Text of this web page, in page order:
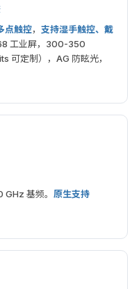
点触控， 支持湿手触控、戴
工业屏，300-350
可定制），AG 防眩光，
基频。 原生支持